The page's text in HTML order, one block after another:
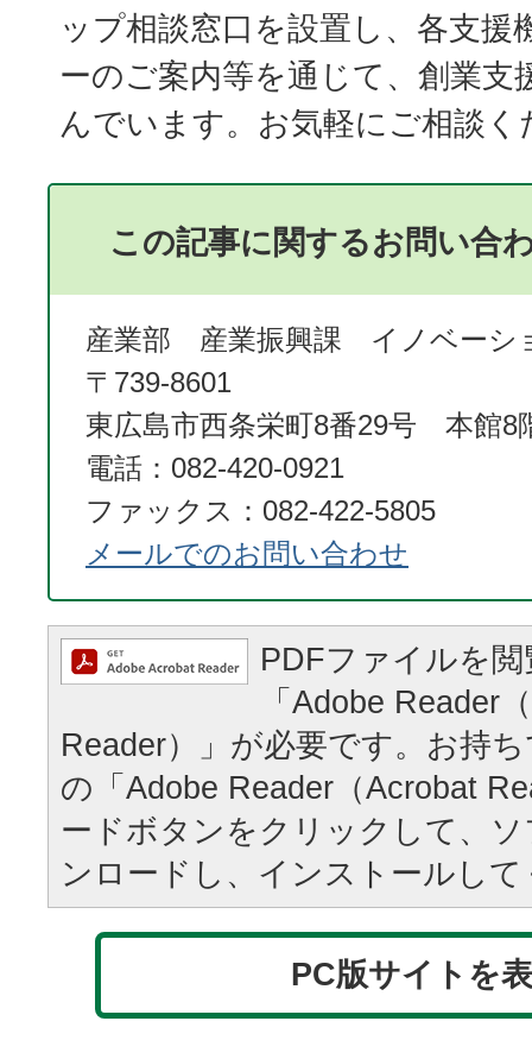
ップ相談窓口を設置し、各支援
ーのご案内等を通じて、創業支
んでいます。お気軽にご相談く
この記事に関するお問い合
産業部 産業振興課 イノベーシ
〒739-8601
東広島市西条栄町8番29号 本館8
電話：082-420-0921
ファックス：082-422-5805
メールでのお問い合わせ
PDFファイルを
「Adobe Reader
Reader）」が必要です。お持
の「Adobe Reader（Acrobat
ードボタンをクリックして、
ンロードし、インストールし
PC版サイトを